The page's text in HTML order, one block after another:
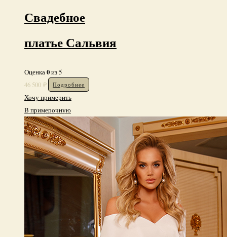
Свадебное
платье Сальвия
Оценка
из 5
46 500₽ Подробнее
Хочу примерить
В примерочную